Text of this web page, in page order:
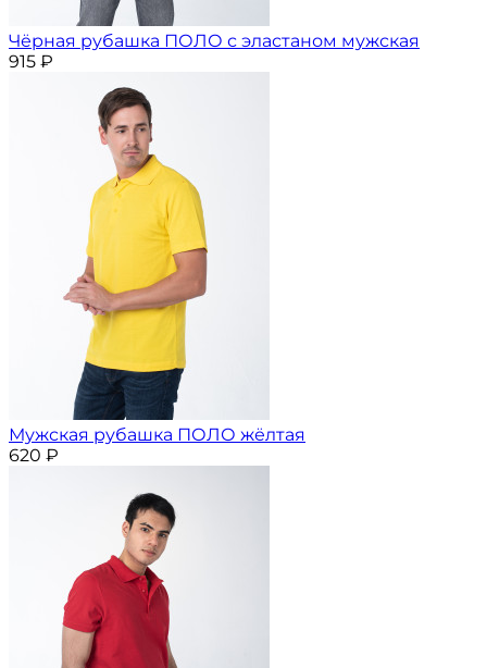
Чёрная рубашка ПОЛО с эластаном мужская
915 ₽
Мужская рубашка ПОЛО жёлтая
620 ₽